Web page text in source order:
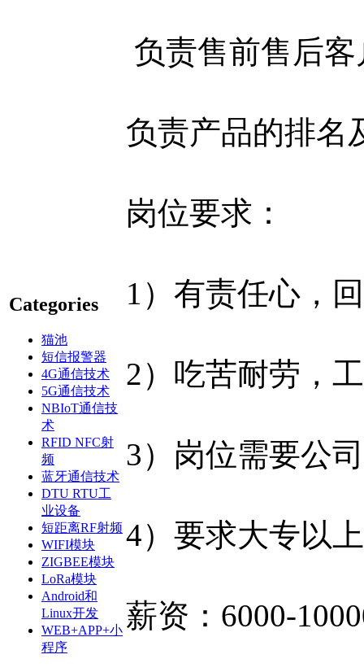
Categories
猫池
短信报警器
4G通信技术
5G通信技术
NBIoT通信技
术
RFID NFC射
频
蓝牙通信技术
DTU RTU工
业设备
短距离RF射频
WIFI模块
ZIGBEE模块
LoRa模块
Android和
Linux开发
WEB+APP+小
程序
负责售前售后
负责产品的排名
岗位要求：
1）有责任心，
2）吃苦耐劳，
3）岗位需要公
4）要求大专以
薪资：6000-